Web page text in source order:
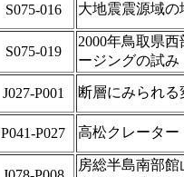
S075-016 大地震震源域の
S075-019
2000年鳥取県
ージングの試み
J027-P001 断層にみられ
P041-P027 高松クレータ
房総半島南部